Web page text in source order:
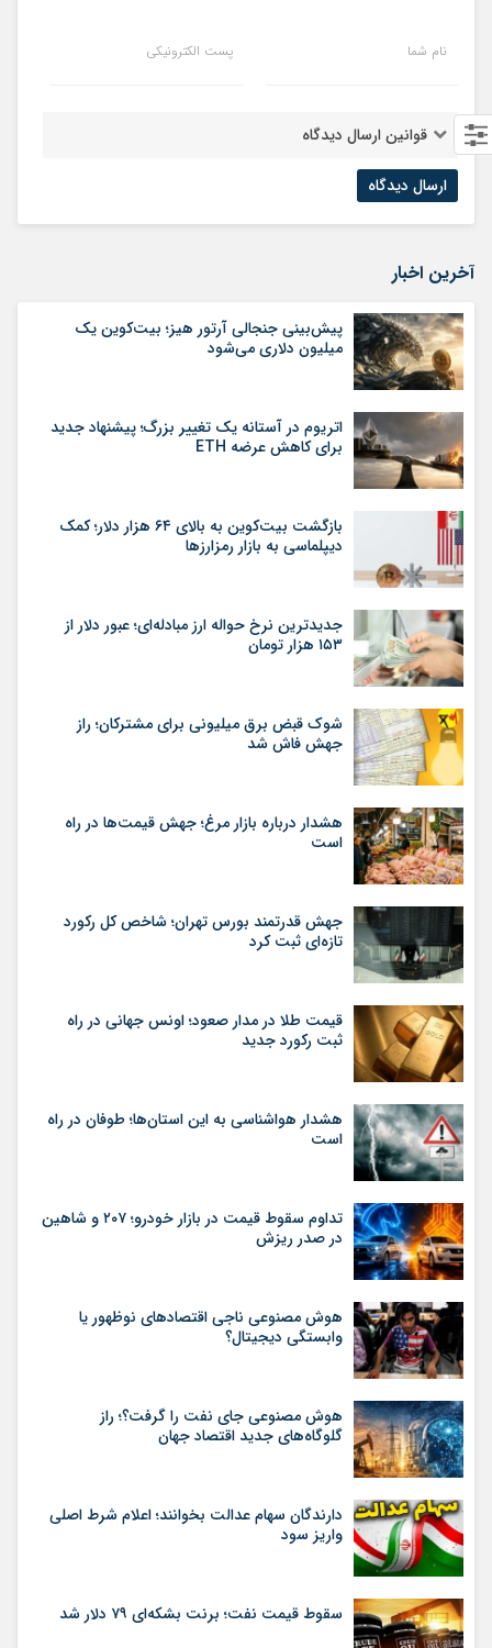
نام شما پست الکترونیکی
قوانین ارسال دیدگاه
آخرین اخبار
پیش‌بینی جنجالی آرتور هیز؛ بیت‌کوین یک
میلیون دلاری می‌شود
اتریوم در آستانه یک تغییر بزرگ؛ پیشنهاد جدید
برای کاهش عرضه ETH
بازگشت بیت‌کوین به بالای ۶۴ هزار دلار؛ کمک
دیپلماسی به بازار رمزارزها
جدیدترین نرخ حواله ارز مبادله‌ای؛ عبور دلار از
۱۵۳ هزار تومان
شوک قبض برق میلیونی برای مشترکان؛ راز
جهش فاش شد
هشدار درباره بازار مرغ؛ جهش قیمت‌ها در راه
است
جهش قدرتمند بورس تهران؛ شاخص کل رکورد
تازه‌ای ثبت کرد
قیمت طلا در مدار صعود؛ اونس جهانی در راه
ثبت رکورد جدید
هشدار هواشناسی به این استان‌ها؛ طوفان در راه
است
تداوم سقوط قیمت در بازار خودرو؛ ۲۰۷ و شاهین
در صدر ریزش
هوش مصنوعی ناجی اقتصادهای نوظهور یا
وابستگی دیجیتال؟
هوش مصنوعی جای نفت را گرفت؟؛ راز
گلوگاه‌های جدید اقتصاد جهان
دارندگان سهام عدالت بخوانند؛ اعلام شرط اصلی
واریز سود
سقوط قیمت نفت؛ برنت بشکه‌ای ۷۹ دلار شد